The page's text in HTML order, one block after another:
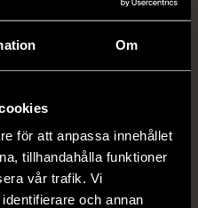
Om
för att anpassa innehållet
tillhandahålla funktioner
vår trafik. Vi
och annan
enbart som 1 st i lager.
kr.